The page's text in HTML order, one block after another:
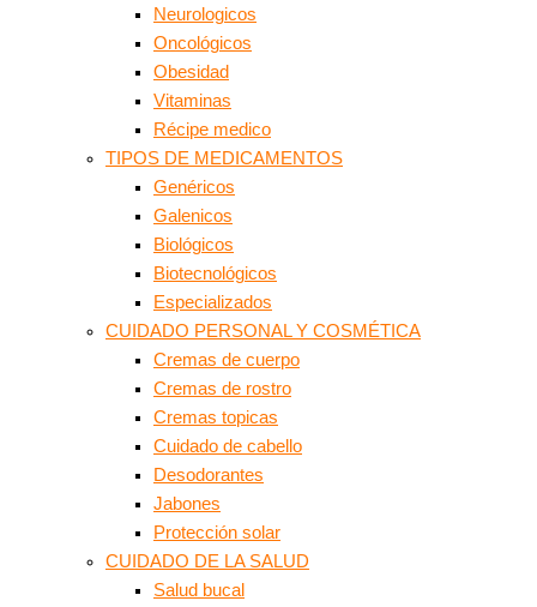
Neurologicos
Oncológicos
Obesidad
Vitaminas
Récipe medico
TIPOS DE MEDICAMENTOS
Genéricos
Galenicos
Biológicos
Biotecnológicos
Especializados
CUIDADO PERSONAL Y COSMÉTICA
Cremas de cuerpo
Cremas de rostro
Cremas topicas
Cuidado de cabello
Desodorantes
Jabones
Protección solar
CUIDADO DE LA SALUD
Salud bucal